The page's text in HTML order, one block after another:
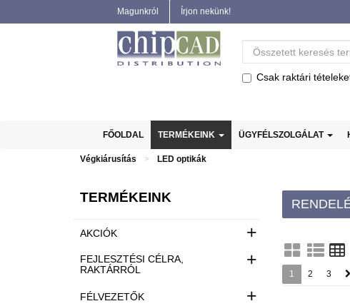
Magunkról Írjon nekünk!
Csak raktári
FŐOLDAL TERMÉKEINK ÜGYFÉLSZOLGÁLAT
Végkiárusítás LED optikák
TERMÉKEINK
AKCIÓK +
FEJLESZTÉSI CÉLRA,
RAKTÁRRÓL
+
FÉLVEZETŐK +
1 2 3